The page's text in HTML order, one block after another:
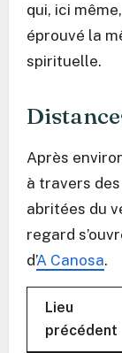
qui, ici
éprouvé la
spirituelle.
Après
à travers
abritées du
regard
d’A Canosa.
Lieu
précédent